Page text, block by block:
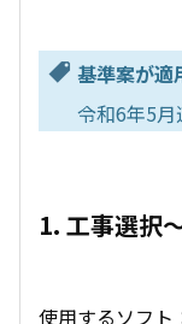
基準案が適
令和6年5月
1. 工事選択
使用するソフト